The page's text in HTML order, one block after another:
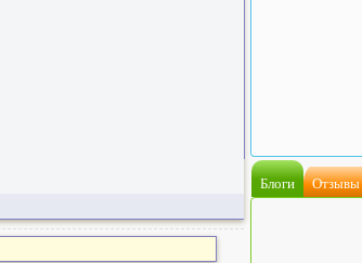
Блоги Отзывы